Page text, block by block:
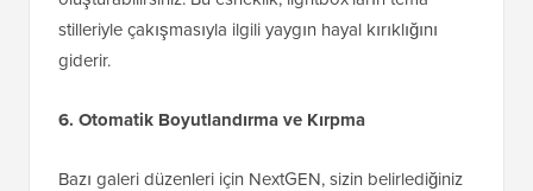
stilleriyle çakışmasıyla ilgili yaygın hayal kırıklığını
giderir.
6. Otomatik Boyutlandırma ve Kırpma
Bazı galeri düzenleri için NextGEN, sizin belirlediğiniz